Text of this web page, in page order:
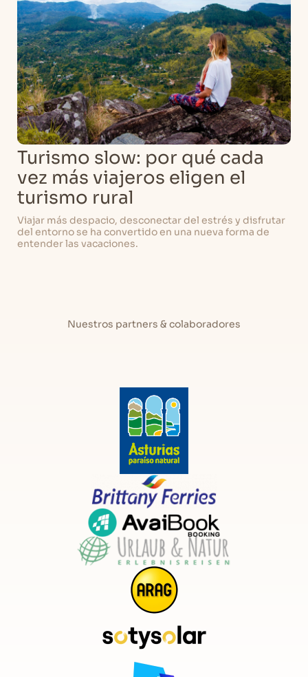
Turismo slow: por qué cada
vez más viajeros eligen el
turismo rural
Viajar más despacio, desconectar del estrés y disfrutar
del entorno se ha convertido en una nueva forma de
entender las vacaciones.
Nuestros partners & colaboradores